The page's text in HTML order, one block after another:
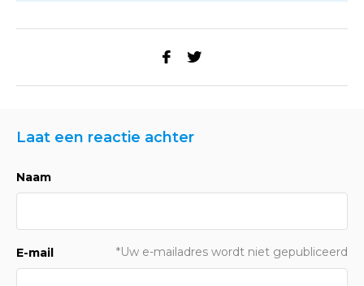
Laat een reactie achter
Naam
E-mail *Uw e-mailadres wordt niet gepubliceerd